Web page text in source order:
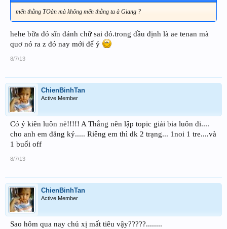
mến thằng TOàn mà không mến thằng ta à Giang ?
hehe bữa đó sĩn đánh chữ sai đó.trong đầu định là ae tenan mà
quơ nó ra z đó nay mới để ý
8/7/13
ChienBinhTan
Active Member
Có ý kiên luôn nè!!!!! A Thắng nên lập topic giải bia luôn đi....
cho anh em đăng ký..... Riêng em thì dk 2 trạng... 1noi 1 tre....và
1 buổi off
8/7/13
ChienBinhTan
Active Member
Sao hôm qua nay chủ xị mất tiêu vậy?????........